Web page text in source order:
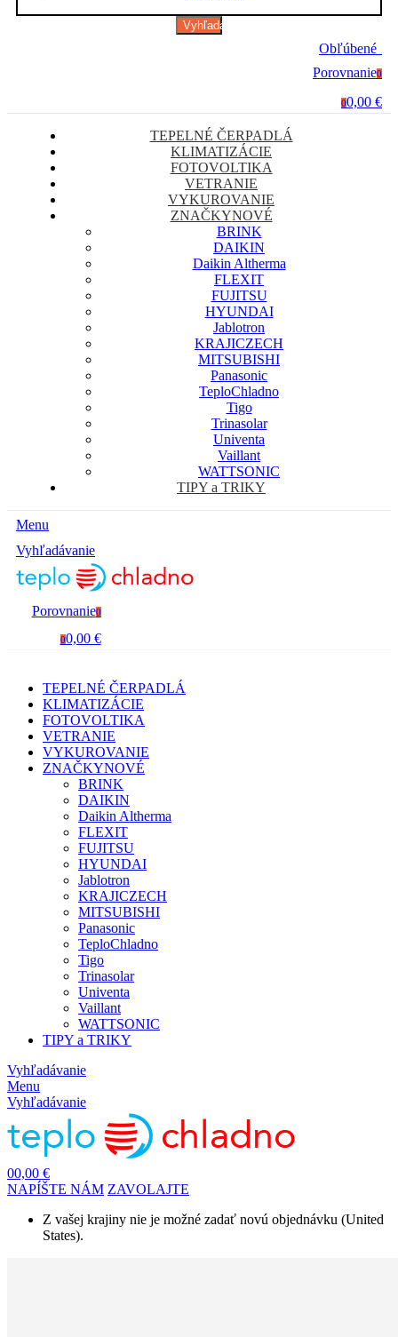
Vyhľadávanie
Obľúbené
Porovnanie0
00,00 €
TEPELNÉ ČERPADLÁ
KLIMATIZÁCIE
FOTOVOLTIKA
VETRANIE
VYKUROVANIE
ZNAČKYNOVÉ
BRINK
DAIKIN
Daikin Altherma
FLEXIT
FUJITSU
HYUNDAI
Jablotron
KRAJICZECH
MITSUBISHI
Panasonic
TeploChladno
Tigo
Trinasolar
Univenta
Vaillant
WATTSONIC
TIPY a TRIKY
Menu
Vyhľadávanie
Porovnanie0
00,00 €
TEPELNÉ ČERPADLÁ
KLIMATIZÁCIE
FOTOVOLTIKA
VETRANIE
VYKUROVANIE
ZNAČKYNOVÉ
BRINK
DAIKIN
Daikin Altherma
FLEXIT
FUJITSU
HYUNDAI
Jablotron
KRAJICZECH
MITSUBISHI
Panasonic
TeploChladno
Tigo
Trinasolar
Univenta
Vaillant
WATTSONIC
TIPY a TRIKY
Vyhľadávanie
Menu
Vyhľadávanie
00,00 €
NAPÍŠTE NÁM ZAVOLAJTE
Z vašej krajiny nie je možné zadať novú objednávku (United
States).